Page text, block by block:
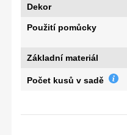
Dekor
Použití pomůcky
Základní materiál
Počet kusů v sadě